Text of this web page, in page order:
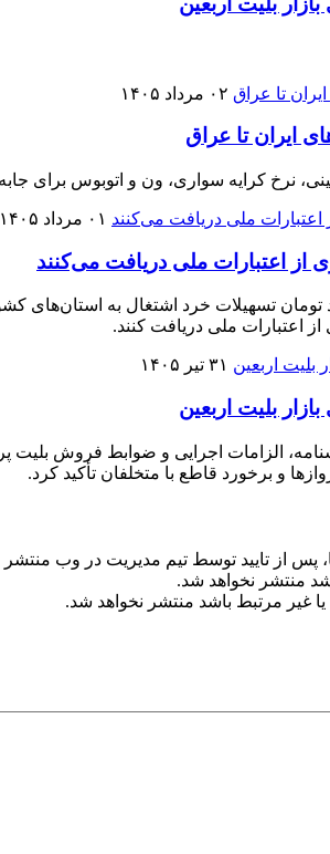
۰۲ مرداد ۱۴۰۵
ایران تا عراق
نرخ کرایه سواری، ون و اتوبوس برای
۰۱ مرداد ۱۴۰۵
از اعتبارات ملی دریافت می‌کنند
اعتبارات ملی دریافت کنند.
۳۱ تیر ۱۴۰۵
بلیت اربعین
و برخورد قاطع با متخلفان تأکید کرد.
از تایید توسط تیم مدیریت در وب
منتشر نخواهد شد.
غیر مرتبط باشد منتشر نخواهد شد.